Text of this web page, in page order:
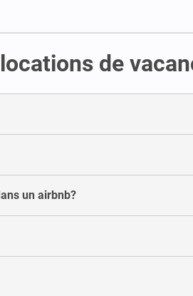
de
un airbnb?